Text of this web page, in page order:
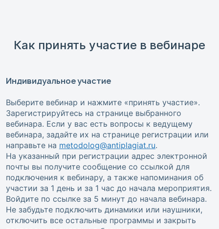
Как принять участие в вебинаре
Индивидуальное участие
Выберите вебинар и нажмите «принять участие».
Зарегистрируйтесь на странице выбранного
вебинара. Если у вас есть вопросы к ведущему
вебинара, задайте их на странице регистрации или
направьте на metodolog@antiplagiat.ru.
На указанный при регистрации адрес электронной
почты вы получите сообщение со ссылкой для
подключения к вебинару, а также напоминания об
участии за 1 день и за 1 час до начала мероприятия.
Войдите по ссылке за 5 минут до начала вебинара.
Не забудьте подключить динамики или наушники,
отключить все остальные программы и закрыть